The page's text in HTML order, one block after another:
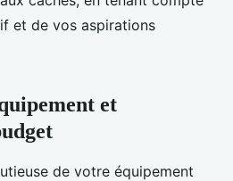
et de vos aspirations
et
de votre équipement